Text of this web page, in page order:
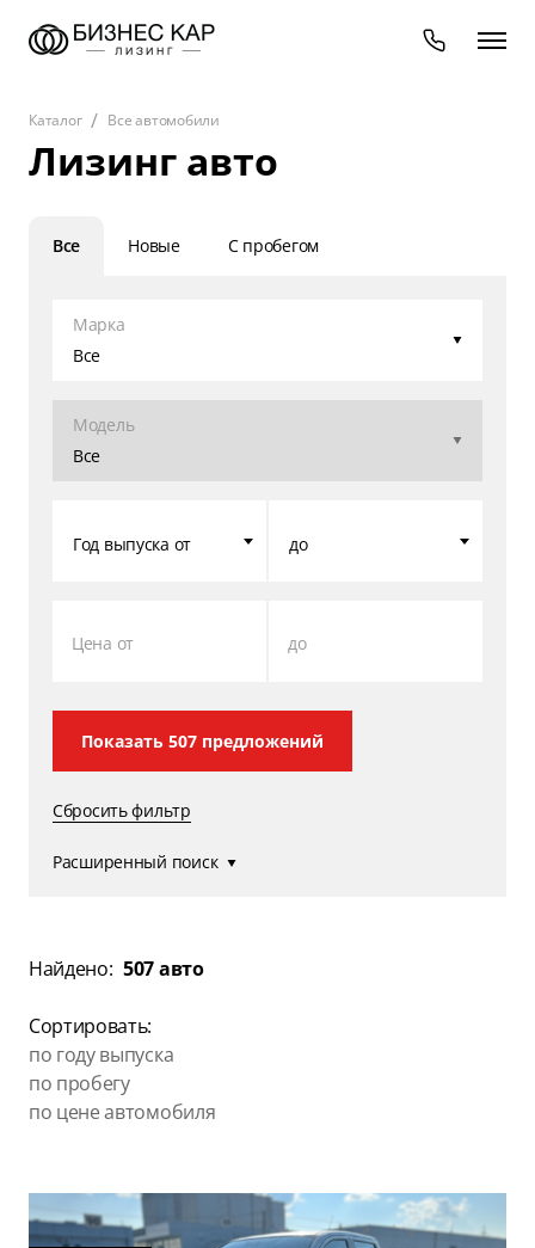
Каталог Все автомобили
Лизинг авто
Все Новые С пробегом
Марка
Все
Модель
Все
Год выпуска от до
Цена от до
Показать 507 предложений
Сбросить фильтр
Расширенный поиск
Найдено: 507 авто
Сортировать:
по году выпуска
по пробегу
по цене автомобиля